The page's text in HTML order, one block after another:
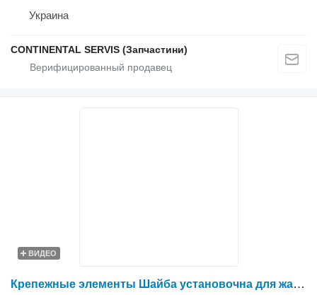
Украина
CONTINENTAL SERVIS (Запчастини)
ВИДЕО
Крепежные элементы Шайба установочна для жатки зерновой Holmer